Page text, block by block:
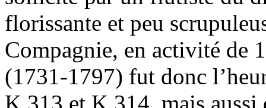
florissante et peu
Compagnie, en activité de
(1731-1797) fut donc